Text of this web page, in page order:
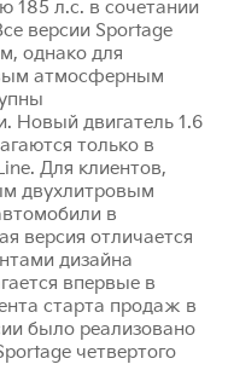
185 л.с. в сочетании
версии Sportage
однако для
атмосферным
Новый двигатель 1.6
только в
Для клиентов,
двухлитровым
в
версия отличается
дизайна
впервые в
старта продаж в
было реализовано
четвертого